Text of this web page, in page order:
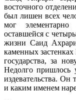
восточного
был лишен всех
мог
оставшейся с
жизни Саид
каменных
государства, за
Недолго пришлось
издевательства. Он
и каким именем